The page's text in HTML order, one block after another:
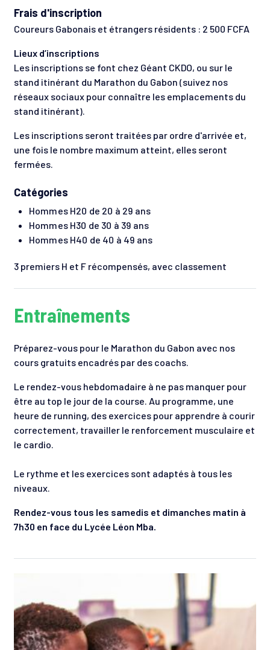
Frais d'inscription
Coureurs Gabonais et étrangers résidents : 2 500 FCFA
Lieux d’inscriptions
Les inscriptions se font chez Géant CKDO, ou sur le
stand itinérant du Marathon du Gabon (suivez nos
réseaux sociaux pour connaître les emplacements du
stand itinérant).
Les inscriptions seront traitées par ordre d'arrivée et,
une fois le nombre maximum atteint, elles seront
fermées.
Catégories
Hommes H20 de 20 à 29 ans
Hommes H30 de 30 à 39 ans
Hommes H40 de 40 à 49 ans
3 premiers H et F récompensés, avec classement
Entraînements
Préparez-vous pour le Marathon du Gabon avec nos
cours gratuits encadrés par des coachs.
Le rendez-vous hebdomadaire à ne pas manquer pour
être au top le jour de la course. Au programme, une
heure de running, des exercices pour apprendre à courir
correctement, travailler le renforcement musculaire et
le cardio.
Le rythme et les exercices sont adaptés à tous les
niveaux.
Rendez-vous tous les samedis et dimanches matin à
7h30 en face du Lycée Léon Mba.
COURSES
Marathon du Gabon
RÉSULTATS